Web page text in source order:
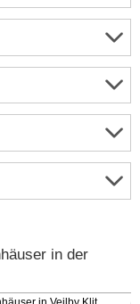
in der